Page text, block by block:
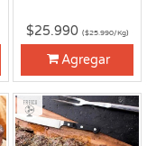
$25.990 ($25.990/Kg)
Agregar
Fresco